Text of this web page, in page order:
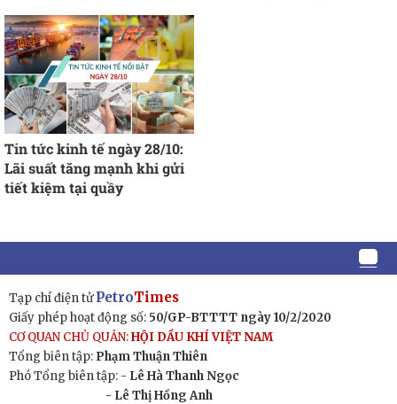
Tin tức kinh tế ngày 28/10:
Lãi suất tăng mạnh khi gửi
tiết kiệm tại quầy
Tạp chí điện tửPetroTimes
Giấy phép hoạt động số: 50/GP-BTTTT ngày 10/2/2020
CƠ QUAN CHỦ QUẢN:HỘI DẦU KHÍ VIỆT NAM
Tổng biên tập: Phạm Thuận Thiên
Phó Tổng biên tập: - Lê Hà Thanh Ngọc
- Lê Thị Hồng Anh